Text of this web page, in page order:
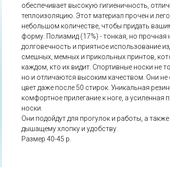
обеспечивает высокую гигиеничность,
теплоизоляцию. Этот материал прочен и
небольшом количестве, чтобы придать
форму. Полиамид (17%) - тонкая, но
долговечность и приятное использование
смешных, мемных и прикольных принтов,
каждом, кто их видит. Спортивные носки не
но и отличаются высоким качеством. Они
цвет даже после 50 стирок. Уникальная
комфортное прилегание к ноге, а усиленная
носки.
Они подойдут для прогулок и работы, а
дышащему хлопку и удобству.
Размер 40-45 р.